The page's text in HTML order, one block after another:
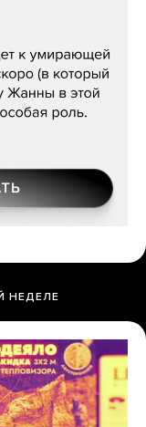
дама»
НЕДЕЛЕ